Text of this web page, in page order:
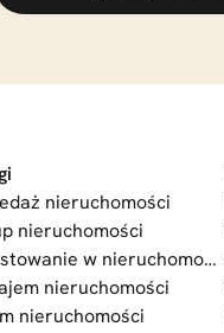
nieruchomości
nieruchomości
Inwestowanie w nieruchomości
nieruchomości
nieruchomości